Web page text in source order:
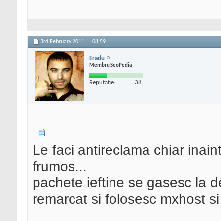
3rd February 2011, 08:59
Eradu
Membru SeoPedia
Reputatie: 38
Le faci antireclama chiar
frumos...
pachete ieftine se gasesc la
remarcat si folosesc mxhost